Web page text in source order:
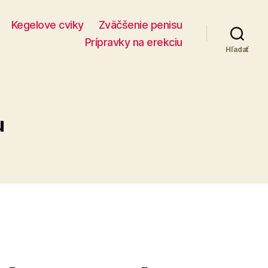
Kegelove cviky
Zväčšenie penisu
Prípravky na erekciu
Hľadať